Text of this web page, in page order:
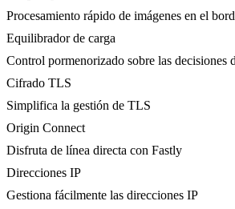
Procesamiento rápido de imágenes en el
Equilibrador de carga
Control pormenorizado sobre las decisiones
Cifrado TLS
Simplifica la gestión de TLS
Origin Connect
Disfruta de línea directa con Fastly
Direcciones IP
Gestiona fácilmente las direcciones IP